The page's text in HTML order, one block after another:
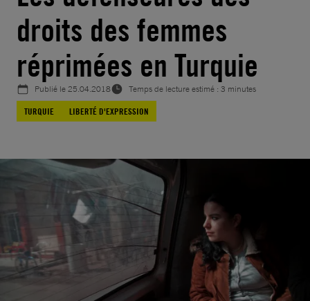
droits des femmes
réprimées en Turquie
Publié le25.04.2018
Temps de lecture estimé : 3 minutes
TURQUIE
LIBERTÉ D'EXPRESSION